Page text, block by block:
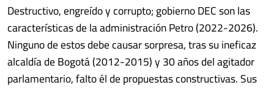
Destructivo, engreído y corrupto; gobierno DEC son las
características de la administración Petro (2022-2026).
Ninguno de estos debe causar sorpresa, tras su ineficaz
alcaldía de Bogotá (2012-2015) y 30 años del agitador
parlamentario, falto él de propuestas constructivas. Sus